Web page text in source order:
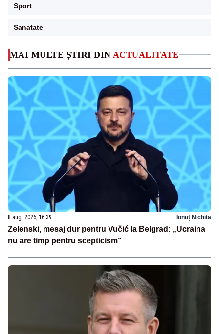
MAI MULTE ȘTIRI DIN ACTUALITATE
8 aug. 2026, 16:39 Ionuț Nichita
Zelenski, mesaj dur pentru Vučić la Belgrad: „Ucraina
nu are timp pentru scepticism”
Sport
Sanatate